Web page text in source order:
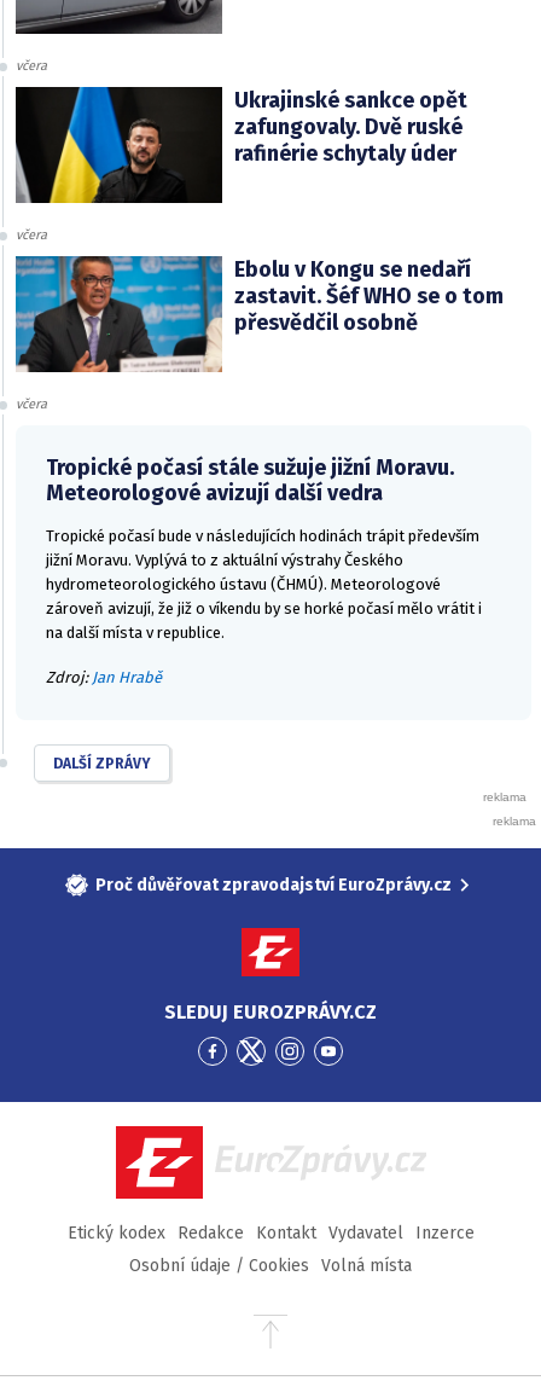
včera
Ukrajinské sankce opět
zafungovaly. Dvě ruské
rafinérie schytaly úder
včera
Ebolu v Kongu se nedaří
zastavit. Šéf WHO se o tom
přesvědčil osobně
včera
Tropické počasí stále sužuje jižní Moravu.
Meteorologové avizují další vedra
Tropické počasí bude v následujících hodinách trápit především
jižní Moravu. Vyplývá to z aktuální výstrahy Českého
hydrometeorologického ústavu (ČHMÚ). Meteorologové
zároveň avizují, že již o víkendu by se horké počasí mělo vrátit i
na další místa v republice.
Zdroj: Jan Hrabě
DALŠÍ ZPRÁVY
Proč důvěřovat zpravodajství EuroZprávy.cz
SLEDUJ EUROZPRÁVY.CZ
Přejít
Facebook
Přejít
Twitter
Přejít
Instagram
Přejít
YouTube
EuroZprávy.cz
Etický kodex Redakce Kontakt Vydavatel
Inzerce
Osobní údaje / Cookies
Volná místa
Přejít
stránky